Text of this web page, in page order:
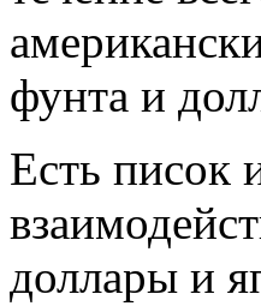
фунта и
Есть писок
доллары и